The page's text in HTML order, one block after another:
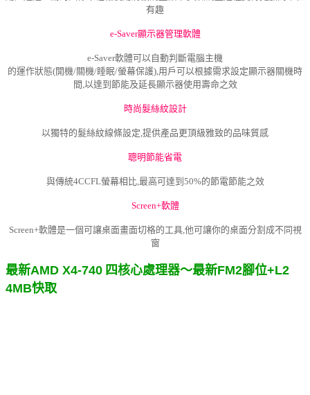
有趣
e-Saver顯示器管理軟體
e-Saver軟體可以自動判斷電腦主機
的運作狀態(開機/關機/睡眠/螢幕保護), 用戶可以根據需求設定顯示器關機時
間, 以達到節能及延長顯示器使用壽命之效
時尚髮絲紋設計
以獨特的髮絲紋線條設定,提供產品更頂級雅致的品味質感
聰明節能省電
與傳統4CCFL螢幕相比,最高可達到50%的節電節能之效
Screen+軟體
Screen+軟體是一個可讓桌面畫面切格的工具,他可讓你的桌面分割成不同視
窗
最新AMD X4-740 四核心處理器～最新FM2腳位+L2
4MB快取